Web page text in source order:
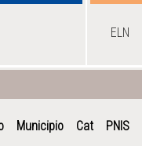
ELN
Municipio Cat PNIS